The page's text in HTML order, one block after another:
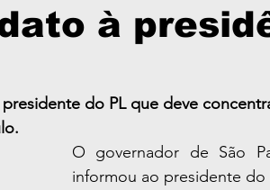
à
do PL que deve
O governador de São
informou ao presidente do